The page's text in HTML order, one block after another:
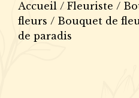
Accueil / Fleuriste /
fleurs / Bouquet de
de paradis